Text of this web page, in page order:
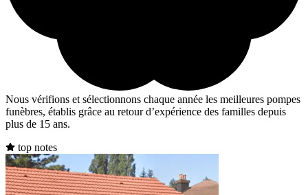
Nous vérifions et sélectionnons chaque année les meilleures pompes
funèbres, établis grâce au retour d’expérience des familles depuis
plus de 15 ans.
top notes